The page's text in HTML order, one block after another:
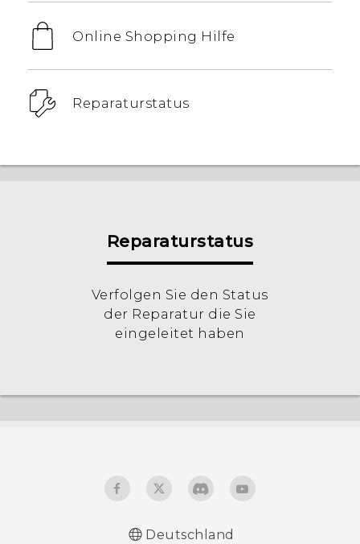
Online Shopping Hilfe
Reparaturstatus
Reparaturstatus
Verfolgen Sie den Status
der Reparatur die Sie
eingeleitet haben
Deutschland